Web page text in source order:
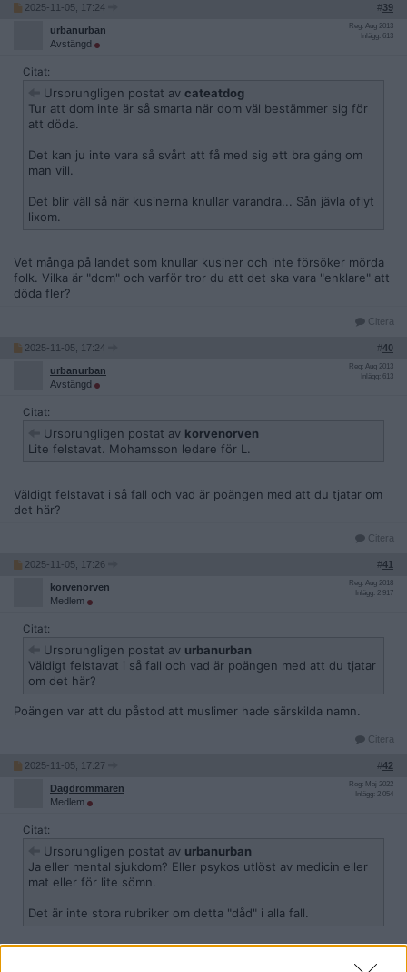
2025-11-05, 17:24 #39
urbanurban
Avstängd
Reg: Aug 2013
Inlägg: 613
Citat:
Ursprungligen postat av cateatdog
Tur att dom inte är så smarta när dom väl bestämmer sig för
att döda.
Det kan ju inte vara så svårt att få med sig ett bra gäng om
man vill.
Det blir väll så när kusinerna knullar varandra... Sån jävla oflyt
lixom.
Vet många på landet som knullar kusiner och inte försöker mörda
folk. Vilka är "dom" och varför tror du att det ska vara "enklare" att
döda fler?
Citera
2025-11-05, 17:24 #40
urbanurban
Avstängd
Reg: Aug 2013
Inlägg: 613
Citat:
Ursprungligen postat av korvenorven
Lite felstavat. Mohamsson ledare för L.
Väldigt felstavat i så fall och vad är poängen med att du tjatar om
det här?
Citera
2025-11-05, 17:26 #41
korvenorven
Medlem
Reg: Aug 2018
Inlägg: 2 917
Citat:
Ursprungligen postat av urbanurban
Väldigt felstavat i så fall och vad är poängen med att du tjatar
om det här?
Poängen var att du påstod att muslimer hade särskilda namn.
Citera
2025-11-05, 17:27 #42
Dagdrommaren
Medlem
Reg: Maj 2022
Inlägg: 2 054
Citat:
Ursprungligen postat av urbanurban
Ja eller mental sjukdom? Eller psykos utlöst av medicin eller
mat eller för lite sömn.
Det är inte stora rubriker om detta "dåd" i alla fall.